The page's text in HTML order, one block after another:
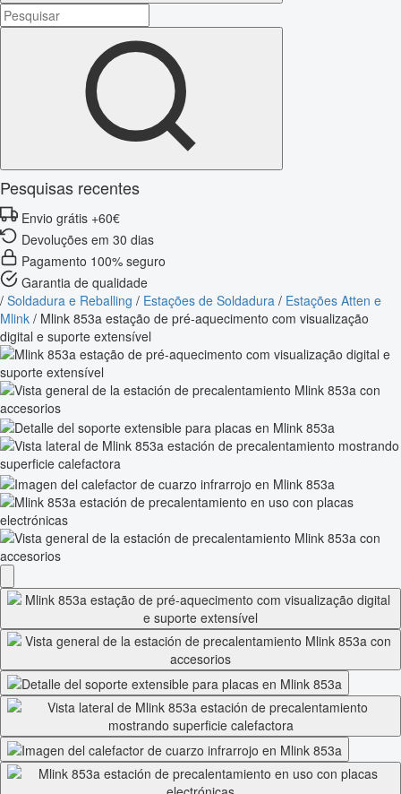
Pesquisas recentes
Envio grátis +60€
Devoluções em 30 dias
Pagamento 100% seguro
Garantia de qualidade
/ Soldadura e Reballing / Estações de Soldadura / Estações Atten e
Mlink / Mlink 853a estação de pré-aquecimento com visualização
digital e suporte extensível